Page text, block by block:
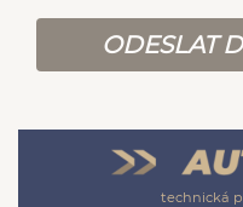
ODESLAT
technická